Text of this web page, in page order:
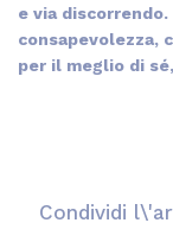
e via
consapevolezza,
per il meglio di
Condividi